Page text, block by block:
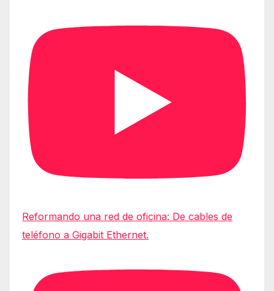
Reformando una red de oficina: De cables de
teléfono a Gigabit Ethernet.